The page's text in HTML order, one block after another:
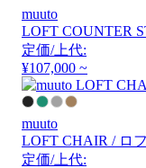
muuto
LOFT COUNTER
定価/上代:
¥107,000 ~
muuto
LOFT CHAIR / ロ
定価/上代: